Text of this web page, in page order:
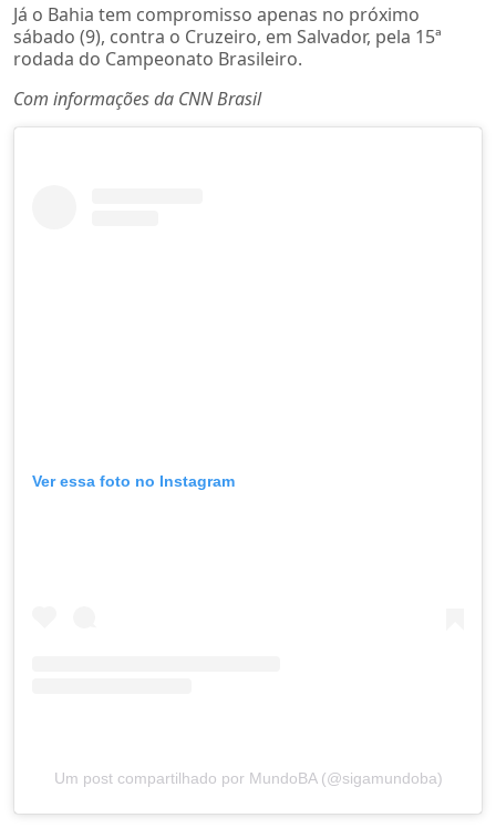
Já o Bahia tem compromisso apenas no próximo
sábado (9), contra o Cruzeiro, em Salvador, pela 15ª
rodada do Campeonato Brasileiro.
Com informações da CNN Brasil
Ver essa foto no Instagram
Um post compartilhado por MundoBA (@sigamundoba)